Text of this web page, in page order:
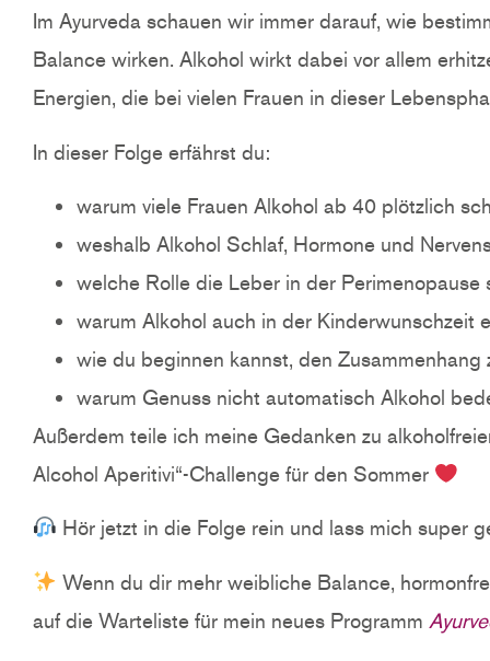
Im Ayurveda schauen wir immer darauf, wie
Balance wirken. Alkohol wirkt dabei vor allem
Energien, die bei vielen Frauen in dieser
In dieser Folge erfährst du:
warum viele Frauen Alkohol ab 40 plötzlich
weshalb Alkohol Schlaf, Hormone und
welche Rolle die Leber in der Perimenopause
warum Alkohol auch in der Kinderwunschzeit
wie du beginnen kannst, den
warum Genuss nicht automatisch Alkohol
Außerdem teile ich meine Gedanken zu
Alcohol Aperitivi“-Challenge für den Sommer
Hör jetzt in die Folge rein und lass mich super
Wenn du dir mehr weibliche Balance,
auf die Warteliste für mein neues Programm